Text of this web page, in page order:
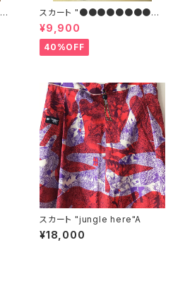
スカート "●●●●●●●●
●"B
¥9,900
40%OFF
スカート "jungle here"A
¥18,000